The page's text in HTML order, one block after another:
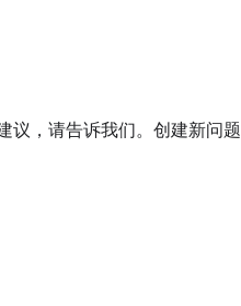
议，请告诉我们。创建新问题